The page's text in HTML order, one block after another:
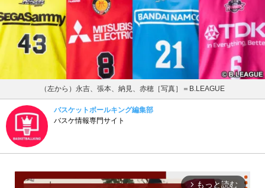
（左から）永吉、張本、納見、赤穂［写真］＝B.LEAGUE
バスケットボールキング編集部
バスケ情報専門サイト
arrow_forward_ios もっと読む